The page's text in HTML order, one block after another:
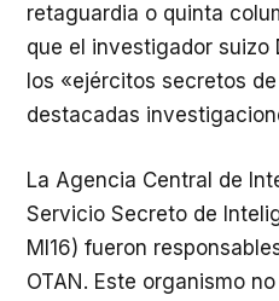
retaguardia o quinta
que el investigador suizo
los «ejércitos secretos
destacadas
La Agencia Central de
Servicio Secreto de
MI16) fueron
OTAN. Este organismo